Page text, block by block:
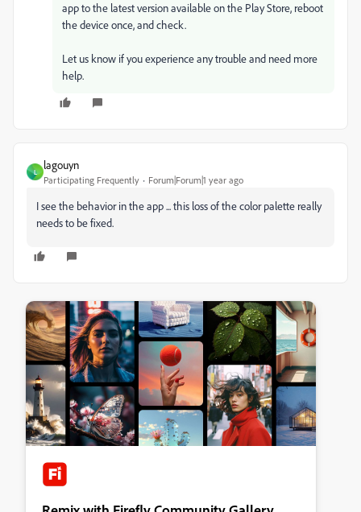
app to the latest version available on the Play Store, reboot
the device once, and check.
Let us know if you experience any trouble and need more
help.
L
lagouyn
Participating Frequently Forum|Forum|1 year ago
I see the behavior in the app ... this loss of the color palette really
needs to be fixed.